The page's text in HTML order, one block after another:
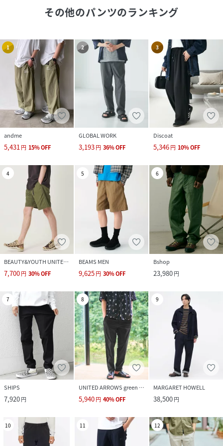
その他のパンツのランキング
1
andme
5,431円 15%OFF
2
GLOBAL WORK
3,193円 36%OFF
3
Discoat
5,346円 10%OFF
4
BEAUTY&YOUTH UNITED ARROWS
7,700円 30%OFF
5
BEAMS MEN
9,625円 30%OFF
6
Bshop
23,980円
7
SHIPS
7,920円
8
UNITED ARROWS green label relaxing
5,940円 40%OFF
9
MARGARET HOWELL
38,500円
10 11 12